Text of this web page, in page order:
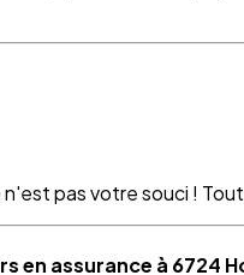
pas votre souci !
en assurance à 6724